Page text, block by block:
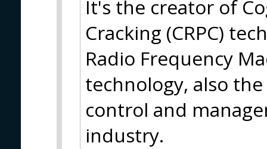
It's the creator of
Cracking (CRPC)
Radio Frequency
technology, also
control and
industry.